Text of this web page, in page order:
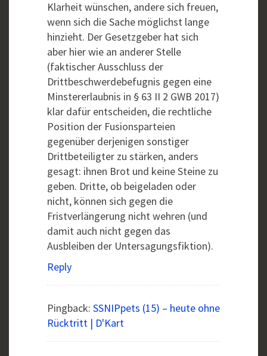
Klarheit wünschen, andere sich freuen,
wenn sich die Sache möglichst lange
hinzieht. Der Gesetzgeber hat sich
aber hier wie an anderer Stelle
(faktischer Ausschluss der
Drittbeschwerdebefugnis gegen eine
Minstererlaubnis in § 63 II 2 GWB 2017)
klar dafür entscheiden, die rechtliche
Position der Fusionsparteien
gegenüber derjenigen sonstiger
Drittbeteiligter zu stärken, anders
gesagt: ihnen Brot und keine Steine zu
geben. Dritte, ob beigeladen oder
nicht, können sich gegen die
Fristverlängerung nicht wehren (und
damit auch nicht gegen das
Ausbleiben der Untersagungsfiktion).
Reply
Pingback: SSNIPpets (15) – heute ohne
Rücktritt | D'Kart